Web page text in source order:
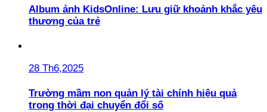
Album ảnh KidsOnline: Lưu giữ khoảnh khắc yêu
thương của trẻ
28 Th6,2025
Trường mầm non quản lý tài chính hiệu quả
trong thời đại chuyển đổi số